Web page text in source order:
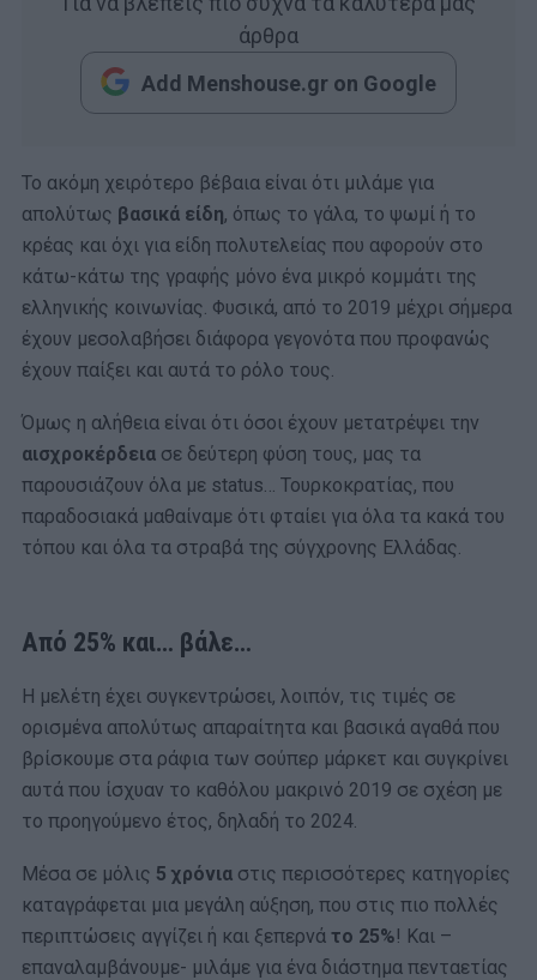
άρθρα
Add Menshouse.gr on Google
Το ακόμη χειρότερο βέβαια είναι ότι μιλάμε για
απολύτως βασικά είδη, όπως το γάλα, το ψωμί ή το
κρέας και όχι για είδη πολυτελείας που αφορούν στο
κάτω-κάτω της γραφής μόνο ένα μικρό κομμάτι της
ελληνικής κοινωνίας. Φυσικά, από το 2019 μέχρι σήμερα
έχουν μεσολαβήσει διάφορα γεγονότα που προφανώς
έχουν παίξει και αυτά το ρόλο τους.
Όμως η αλήθεια είναι ότι όσοι έχουν μετατρέψει την
αισχροκέρδεια σε δεύτερη φύση τους, μας τα
παρουσιάζουν όλα με status… Τουρκοκρατίας, που
παραδοσιακά μαθαίναμε ότι φταίει για όλα τα κακά του
τόπου και όλα τα στραβά της σύγχρονης Ελλάδας.
Από 25% και… βάλε…
Η μελέτη έχει συγκεντρώσει, λοιπόν, τις τιμές σε
ορισμένα απολύτως απαραίτητα και βασικά αγαθά που
βρίσκουμε στα ράφια των σούπερ μάρκετ και συγκρίνει
αυτά που ίσχυαν το καθόλου μακρινό 2019 σε σχέση με
το προηγούμενο έτος, δηλαδή το 2024.
Μέσα σε μόλις 5 χρόνια στις περισσότερες κατηγορίες
καταγράφεται μια μεγάλη αύξηση, που στις πιο πολλές
περιπτώσεις αγγίζει ή και ξεπερνά το 25%! Και –
επαναλαμβάνουμε- μιλάμε για ένα διάστημα πενταετίας